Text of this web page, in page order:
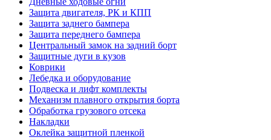
Защита двигателя, РК и КПП
Защита заднего бампера
Защита переднего бампера
Центральный замок на задний борт
Защитные дуги в кузов
Коврики
Лебедка и оборудование
Подвеска и лифт комплекты
Механизм плавного открытия борта
Обработка грузового отсека
Накладки
Оклейка защитной пленкой